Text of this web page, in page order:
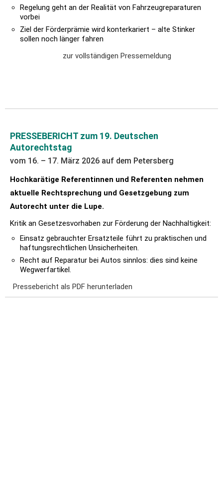
Regelung geht an der Realität von Fahrzeugreparaturen
vorbei
Ziel der Förderprämie wird konterkariert – alte Stinker
sollen noch länger fahren
zur vollständigen Pressemeldung
PRESSEBERICHT zum 19. Deutschen
Autorechtstag
vom 16. – 17. März 2026 auf dem Petersberg
Hochkarätige Referentinnen und Referenten nehmen
aktuelle Rechtsprechung und Gesetzgebung zum
Autorecht unter die Lupe.
Kritik an Gesetzesvorhaben zur Förderung der Nachhaltigkeit:
Einsatz gebrauchter Ersatzteile führt zu praktischen und
haftungsrechtlichen Unsicherheiten.
Recht auf Reparatur bei Autos sinnlos: dies sind keine
Wegwerfartikel.
Pressebericht als PDF herunterladen